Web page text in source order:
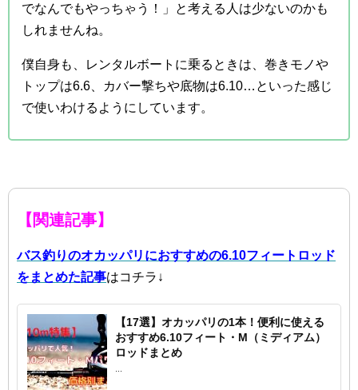
でなんでもやっちゃう！」と考える人は少ないのかも
しれませんね。
僕自身も、レンタルボートに乗るときは、巻きモノや
トップは6.6、カバー撃ちや底物は6.10…といった感じ
で使いわけるようにしています。
【関連記事】
バス釣りのオカッパリにおすすめの6.10フィートロッド
をまとめた記事はコチラ↓
【17選】オカッパリの1本！便利に使える
おすすめ6.10フィート・M（ミディアム）
ロッドまとめ